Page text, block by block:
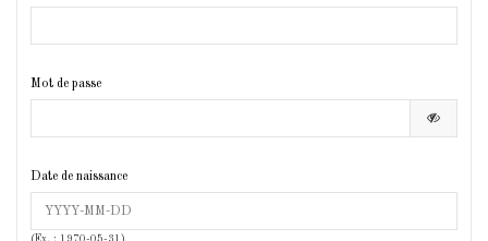
Mot de passe
Date de naissance